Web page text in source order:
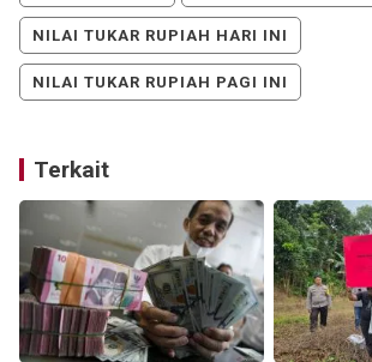
NILAI TUKAR RUPIAH HARI INI
NILAI TUKAR RUPIAH PAGI INI
Terkait